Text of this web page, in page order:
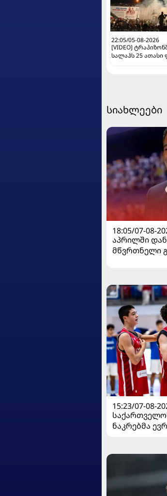
22:05/05-08-2026
[VIDEO]
სალაჰს 25 ათასი
სიახლეები
18:05/07-08-
აპრილში
მწვრთნელი
15:23/07-08-
ნაკრებმა